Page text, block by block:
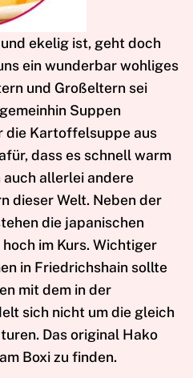
ekelig ist, geht doch
ein wunderbar wohliges
und Großeltern sei
Suppen
die Kartoffelsuppe aus
dass es schnell warm
auch allerlei andere
dieser Welt. Neben der
die japanischen
im Kurs. Wichtiger
in Friedrichshain sollte
mit dem in der
sich nicht um die gleich
Das original Hako
Boxi zu finden.